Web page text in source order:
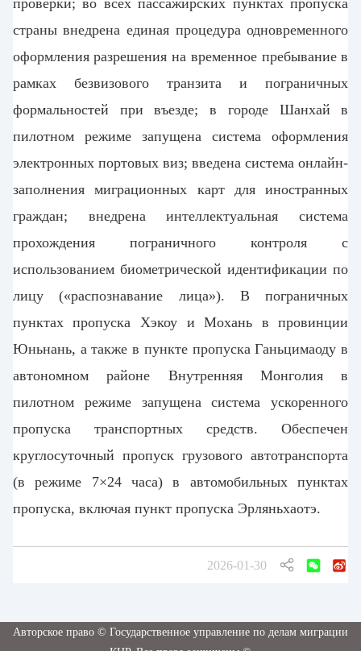
страны внедрена единая процедура одновременного
оформления разрешения на временное пребывание в
рамках безвизового транзита и пограничных
формальностей при въезде; в городе Шанхай в
пилотном режиме запущена система оформления
электронных портовых виз; введена система онлайн-
заполнения миграционных карт для иностранных
граждан; внедрена интеллектуальная система
прохождения пограничного контроля с
использованием биометрической идентификации по
лицу («распознавание лица»). В пограничных
пунктах пропуска Хэкоу и Мохань в провинции
Юньнань, а также в пункте пропуска Ганьцимаоду в
автономном районе Внутренняя Монголия в
пилотном режиме запущена система ускоренного
пропуска транспортных средств. Обеспечен
круглосуточный пропуск грузового автотранспорта
(в режиме 7×24 часа) в автомобильных пунктах
пропуска, включая пункт пропуска Эрляньхаотэ.
2026-01-30
Авторское право © Государственное управление по делам миграции